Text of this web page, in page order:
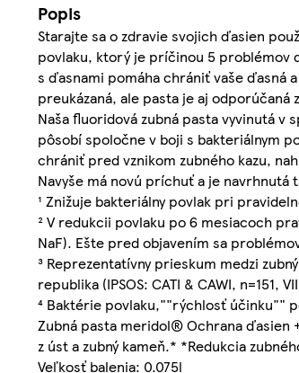
Popis
Starajte sa o zdravie svojich ďasien
povlaku, ktorý je príčinou 5 problémov
s ďasnami pomáha chrániť vaše ďasná
preukázaná, ale pasta je aj odporúčaná
Naša fluoridová zubná pasta vyvinutá
pôsobí spoločne v boji s bakteriálnym
chrániť pred vznikom zubného kazu,
Navyše má novú príchuť a je navrhnutá
¹ Znižuje bakteriálny povlak pri
² V redukcii povlaku po 6 mesiacoch
NaF). Ešte pred objavením sa
³ Reprezentatívny prieskum medzi
republika (IPSOS: CATI & CAWI, n=151,
⁴ Baktérie povlaku,""rýchlosť účinku""
Zubná pasta meridol® Ochrana ďasien
z úst a zubný kameň.* *Redukcia
Veľkosť balenia: 0.075l